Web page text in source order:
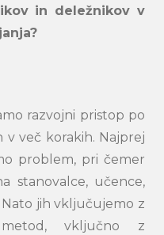
in deležnikov v
razvojni pristop po
več korakih. Najprej
problem, pri čemer
stanovalce, učence,
jih vključujemo z
metod, vključno z